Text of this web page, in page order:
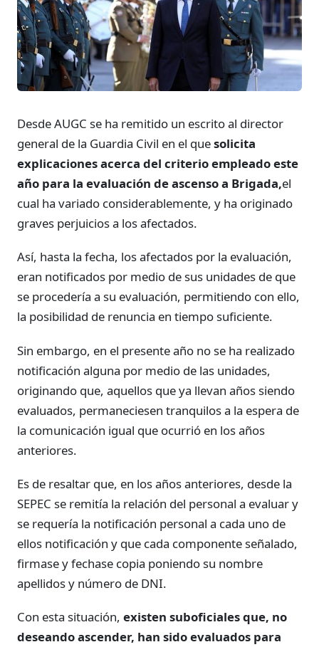
Desde AUGC se ha remitido un escrito al director
general de la Guardia Civil en el quesolicita
explicaciones acerca del criterio empleado este
año para la evaluación de ascenso a Brigada,el
cual ha variado considerablemente, y ha originado
graves perjuicios a los afectados.
Así, hasta la fecha, los afectados por la evaluación,
eran notificados por medio de sus unidades de que
se procedería a su evaluación, permitiendo con ello,
la posibilidad de renuncia en tiempo suficiente.
Sin embargo, en el presente año no se ha realizado
notificación alguna por medio de las unidades,
originando que, aquellos que ya llevan años siendo
evaluados, permaneciesen tranquilos a la espera de
la comunicación igual que ocurrió en los años
anteriores.
Es de resaltar que, en los años anteriores, desde la
SEPEC se remitía la relación del personal a evaluar y
se requería la notificación personal a cada uno de
ellos notificación y que cada componente señalado,
firmase y fechase copia poniendo su nombre
apellidos y número de DNI.
Con esta situación, existen suboficiales que, no
deseando ascender, han sido evaluados para